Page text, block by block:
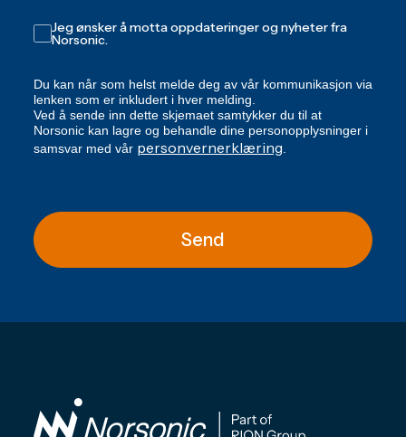
Jeg ønsker å motta oppdateringer og nyheter fra
Norsonic.
Du kan når som helst melde deg av vår kommunikasjon via
lenken som er inkludert i hver melding.
Ved å sende inn dette skjemaet samtykker du til at
Norsonic kan lagre og behandle dine personopplysninger i
samsvar med vår personvernerklæring
Send